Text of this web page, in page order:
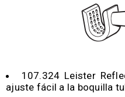
107.324 Leister
ajuste fácil a la boquilla